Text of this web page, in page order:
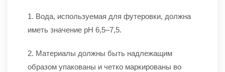
1. Вода, используемая для футеровки, должна
иметь значение pH 6,5–7,5.
2. Материалы должны быть надлежащим
образом упакованы и четко маркированы во